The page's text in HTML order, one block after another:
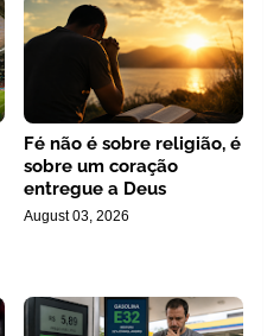
Fé não é sobre religião, é
sobre um coração
entregue a Deus
August 03, 2026